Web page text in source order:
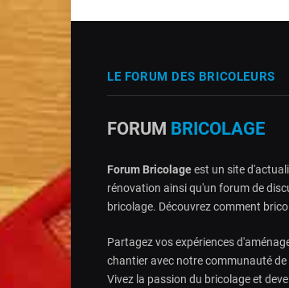
LE FORUM DES BRICOLEURS
FORUM BRICOLAGE
Forum Bricolageest un site
rénovation ainsi qu'un forum de
bricolage. Découvrez comment
Partagez vos expériences
chantier avec notre communauté de
Vivez la passion du bricolage et